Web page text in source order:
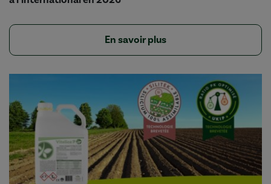
En savoir plus